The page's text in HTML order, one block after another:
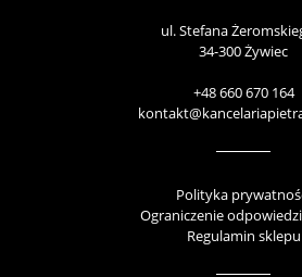
ul. Stefana
34-300 Żywiec
+48 660 670 164
Polityka
Ograniczenie
Regulamin sklepu